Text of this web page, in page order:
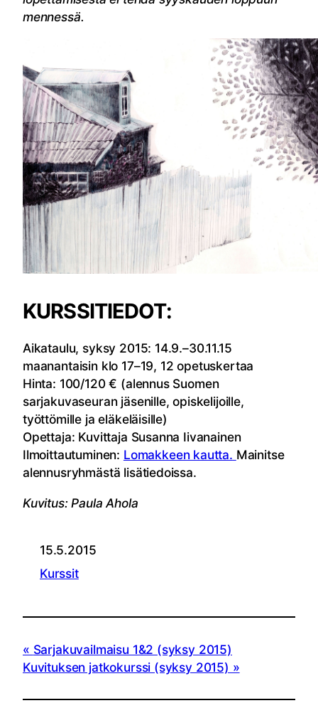
mennessä.
KURSSITIEDOT:
Aikataulu, syksy 2015: 14.9.–30.11.15
maanantaisin klo 17–19, 12 opetuskertaa
Hinta: 100/120 € (alennus Suomen
sarjakuvaseuran jäsenille, opiskelijoille,
työttömille ja eläkeläisille)
Opettaja: Kuvittaja Susanna Iivanainen
Ilmoittautuminen: Lomakkeen kautta. Mainitse
alennusryhmästä lisätiedoissa.
Kuvitus: Paula Ahola
15.5.2015
Kurssit
Sarjakuvailmaisu 1&2 (syksy 2015)
Kuvituksen jatkokurssi (syksy 2015)